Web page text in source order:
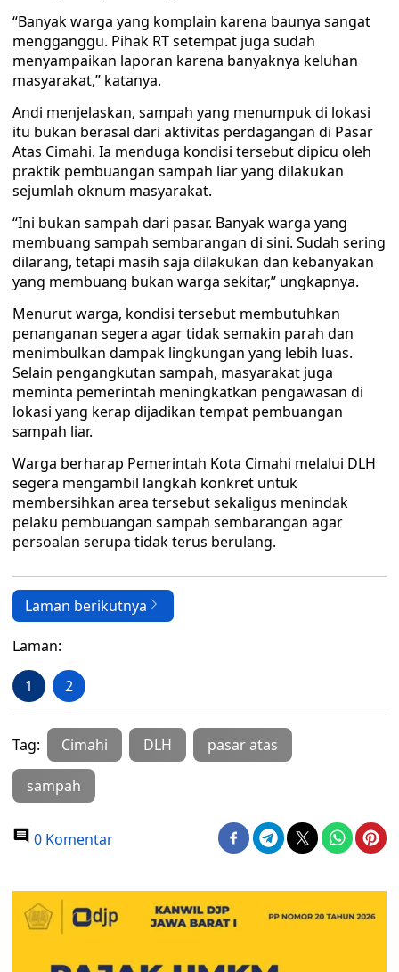
“Banyak warga yang komplain karena baunya sangat
mengganggu. Pihak RT setempat juga sudah
menyampaikan laporan karena banyaknya keluhan
masyarakat,” katanya.
Andi menjelaskan, sampah yang menumpuk di lokasi
itu bukan berasal dari aktivitas perdagangan di Pasar
Atas Cimahi. Ia menduga kondisi tersebut dipicu oleh
praktik pembuangan sampah liar yang dilakukan
sejumlah oknum masyarakat.
“Ini bukan sampah dari pasar. Banyak warga yang
membuang sampah sembarangan di sini. Sudah sering
dilarang, tetapi masih saja dilakukan dan kebanyakan
yang membuang bukan warga sekitar,” ungkapnya.
Menurut warga, kondisi tersebut membutuhkan
penanganan segera agar tidak semakin parah dan
menimbulkan dampak lingkungan yang lebih luas.
Selain pengangkutan sampah, masyarakat juga
meminta pemerintah meningkatkan pengawasan di
lokasi yang kerap dijadikan tempat pembuangan
sampah liar.
Warga berharap Pemerintah Kota Cimahi melalui DLH
segera mengambil langkah konkret untuk
membersihkan area tersebut sekaligus menindak
pelaku pembuangan sampah sembarangan agar
persoalan serupa tidak terus berulang.
Laman berikutnya
Laman:
1 2
Tag: Cimahi DLH pasar atas
sampah
0 Komentar